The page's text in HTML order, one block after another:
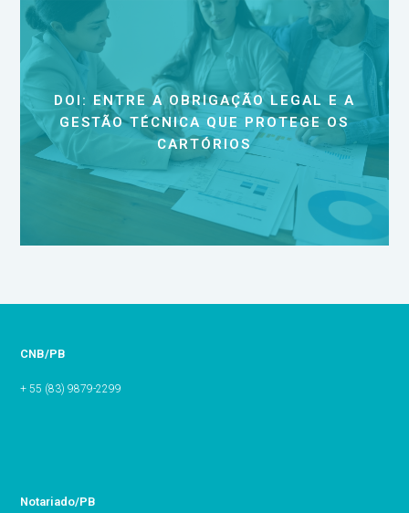
DOI: ENTRE A OBRIGAÇÃO LEGAL E A
GESTÃO TÉCNICA QUE PROTEGE OS
CARTÓRIOS
CNB/PB
+ 55 (83) 9879-2299
Notariado/PB